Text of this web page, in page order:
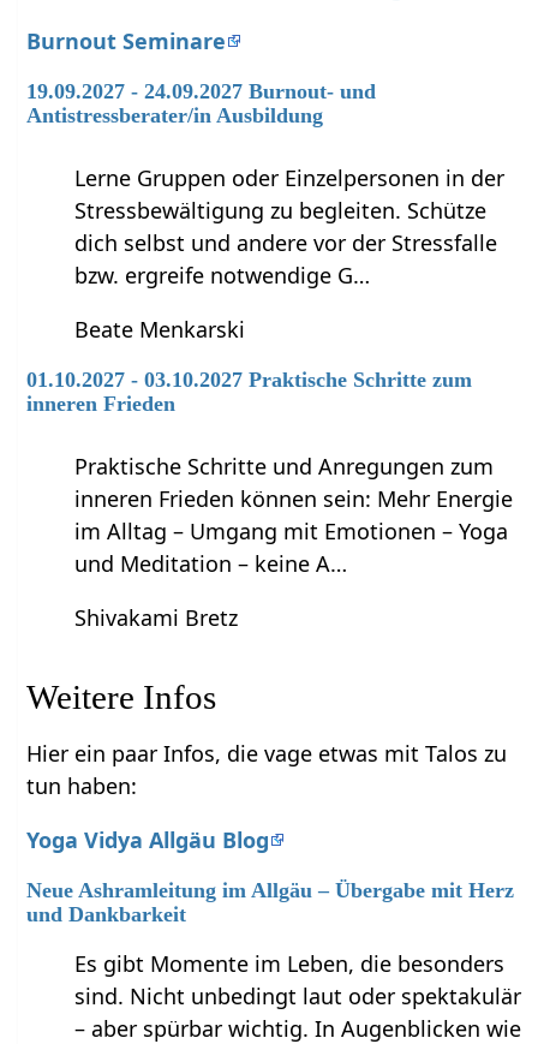
Burnout Seminare
19.09.2027 - 24.09.2027 Burnout- und
Antistressberater/in Ausbildung
Lerne Gruppen oder Einzelpersonen in der
Stressbewältigung zu begleiten. Schütze
dich selbst und andere vor der Stressfalle
bzw. ergreife notwendige G…
Beate Menkarski
01.10.2027 - 03.10.2027 Praktische Schritte zum
inneren Frieden
Praktische Schritte und Anregungen zum
inneren Frieden können sein: Mehr Energie
im Alltag – Umgang mit Emotionen – Yoga
und Meditation – keine A…
Shivakami Bretz
Weitere Infos
Hier ein paar Infos, die vage etwas mit Talos zu
tun haben:
Yoga Vidya Allgäu Blog
Neue Ashramleitung im Allgäu – Übergabe mit Herz
und Dankbarkeit
Es gibt Momente im Leben, die besonders
sind. Nicht unbedingt laut oder spektakulär
– aber spürbar wichtig. In Augenblicken wie